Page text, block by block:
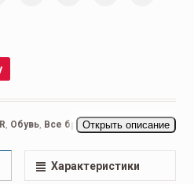
Обувь, Все бренды,Мужская
Открыть описание
Характеристики